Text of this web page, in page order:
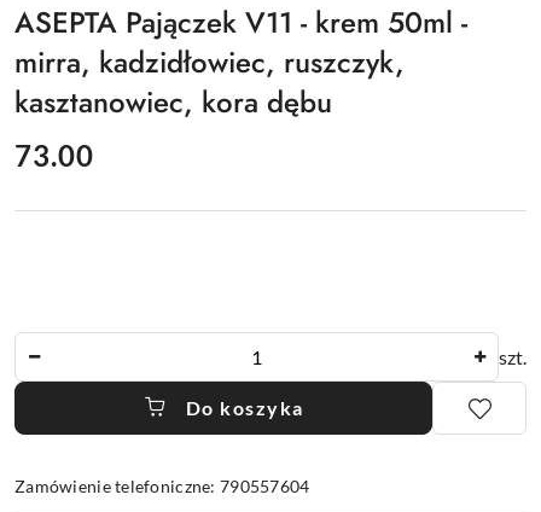
ASEPTA Pajączek V11 - krem 50ml -
mirra, kadzidłowiec, ruszczyk,
kasztanowiec, kora dębu
cena:
73.00
szt.
Do koszyka
Zamówienie telefoniczne: 790557604